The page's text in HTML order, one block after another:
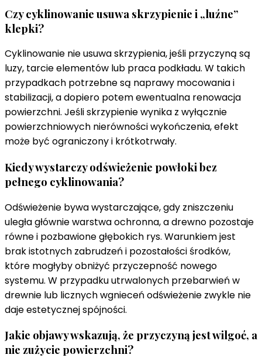
Czy cyklinowanie usuwa skrzypienie i „luźne”
klepki?
Cyklinowanie nie usuwa skrzypienia, jeśli przyczyną są
luzy, tarcie elementów lub praca podkładu. W takich
przypadkach potrzebne są naprawy mocowania i
stabilizacji, a dopiero potem ewentualna renowacja
powierzchni. Jeśli skrzypienie wynika z wyłącznie
powierzchniowych nierówności wykończenia, efekt
może być ograniczony i krótkotrwały.
Kiedy wystarczy odświeżenie powłoki bez
pełnego cyklinowania?
Odświeżenie bywa wystarczające, gdy zniszczeniu
uległa głównie warstwa ochronna, a drewno pozostaje
równe i pozbawione głębokich rys. Warunkiem jest
brak istotnych zabrudzeń i pozostałości środków,
które mogłyby obniżyć przyczepność nowego
systemu. W przypadku utrwalonych przebarwień w
drewnie lub licznych wgnieceń odświeżenie zwykle nie
daje estetycznej spójności.
Jakie objawy wskazują, że przyczyną jest wilgoć, a
nie zużycie powierzchni?